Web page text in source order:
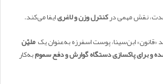
نقش مهمی درکنترل وزن و لاغریایفا می‌کند.
ابن‌سینا، پوست اسفرزه به‌عنوان یکملیّن
و برای پاکسازی دستگاه گوارش و دفع سمومبه‌کار